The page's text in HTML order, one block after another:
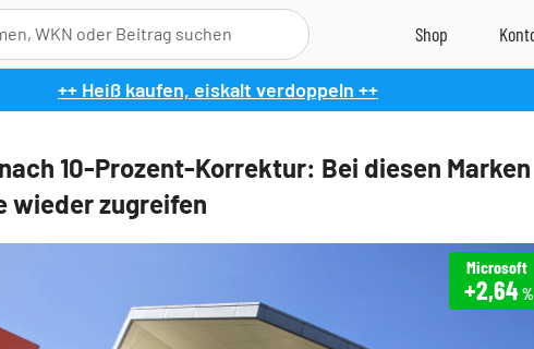
++ Heiß kaufen, eiskalt verdoppeln ++
10-Prozent-Korrektur: Bei diesen Marken
wieder zugreifen
Microsoft
+2,64%